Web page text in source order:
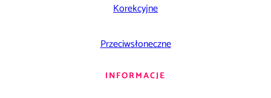
Korekcyjne
Przeciwsłoneczne
INFORMACJE